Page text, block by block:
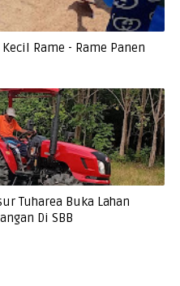
Rame - Rame Panen
Tuharea Buka Lahan
Di SBB